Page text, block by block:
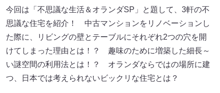
今回は「不思議な生活＆オランダSP」と題して、3軒の不
思議な住宅を紹介！ 中古マンションをリノベーションし
た際に、リビングの壁とテーブルにそれぞれ2つの穴を開
けてしまった理由とは！？ 趣味のために増築した細長～
い謎空間の利用法とは！？ オランダならではの場所に建
つ、日本では考えられないビックリな住宅とは？